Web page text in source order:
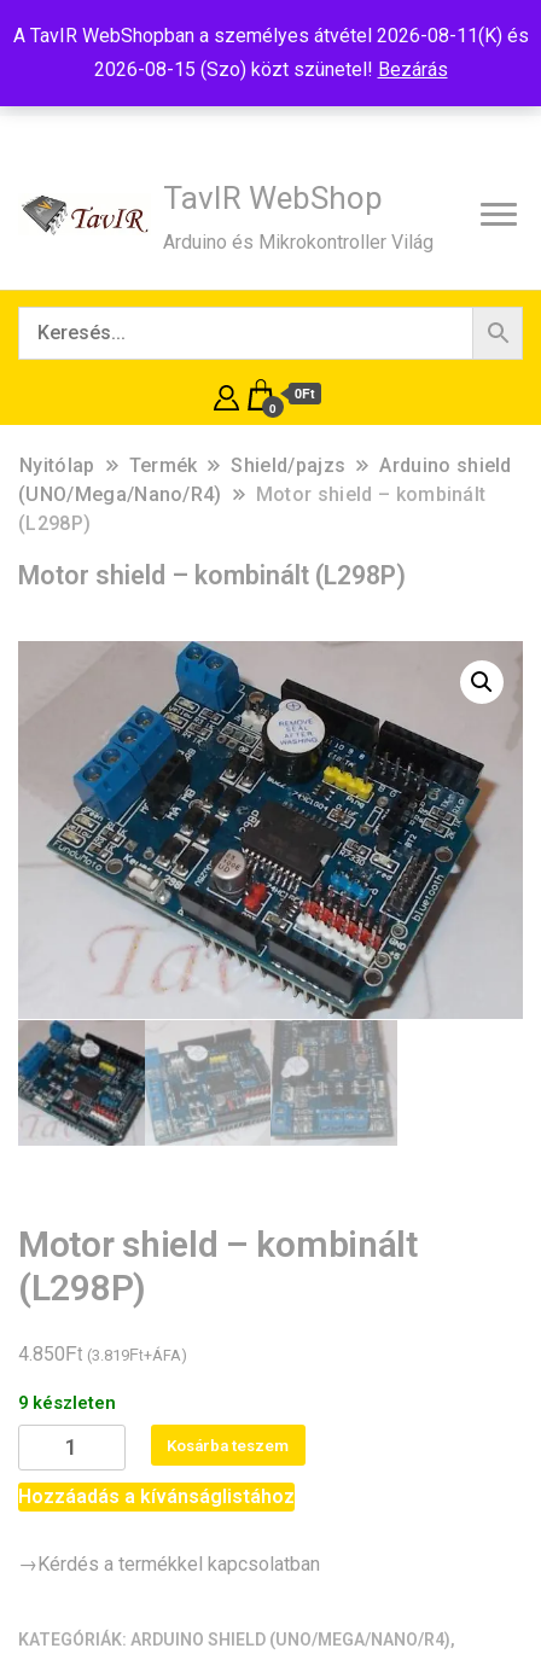
A TavIR WebShopban a személyes átvétel 2026-08-11(K) és
2026-08-15 (Szo) közt szünetel! Bezárás
TavIR WebShop
Arduino és Mikrokontroller Világ
0
0Ft
Nyitólap Termék Shield/pajzs
Arduino shield
(UNO/Mega/Nano/R4)
Motor shield – kombinált
(L298P)
Motor shield – kombinált (L298P)
Motor shield – kombinált
(L298P)
4.850Ft (3.819Ft+ÁFA)
9 készleten
Motor
shield
-
(L298P)
Kosárba teszem
Hozzáadás a kívánságlistához
→Kérdés a termékkel kapcsolatban
KATEGÓRIÁK: ARDUINO SHIELD (UNO/MEGA/NANO/R4),